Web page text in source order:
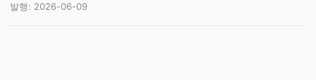
발행: 2026-06-09